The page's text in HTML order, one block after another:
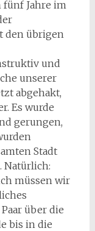
fünf Jahre im
den übrigen
und
unserer
abgehakt,
Es wurde
gerungen,
Stadt
Natürlich:
müssen wir
über die
bis in die